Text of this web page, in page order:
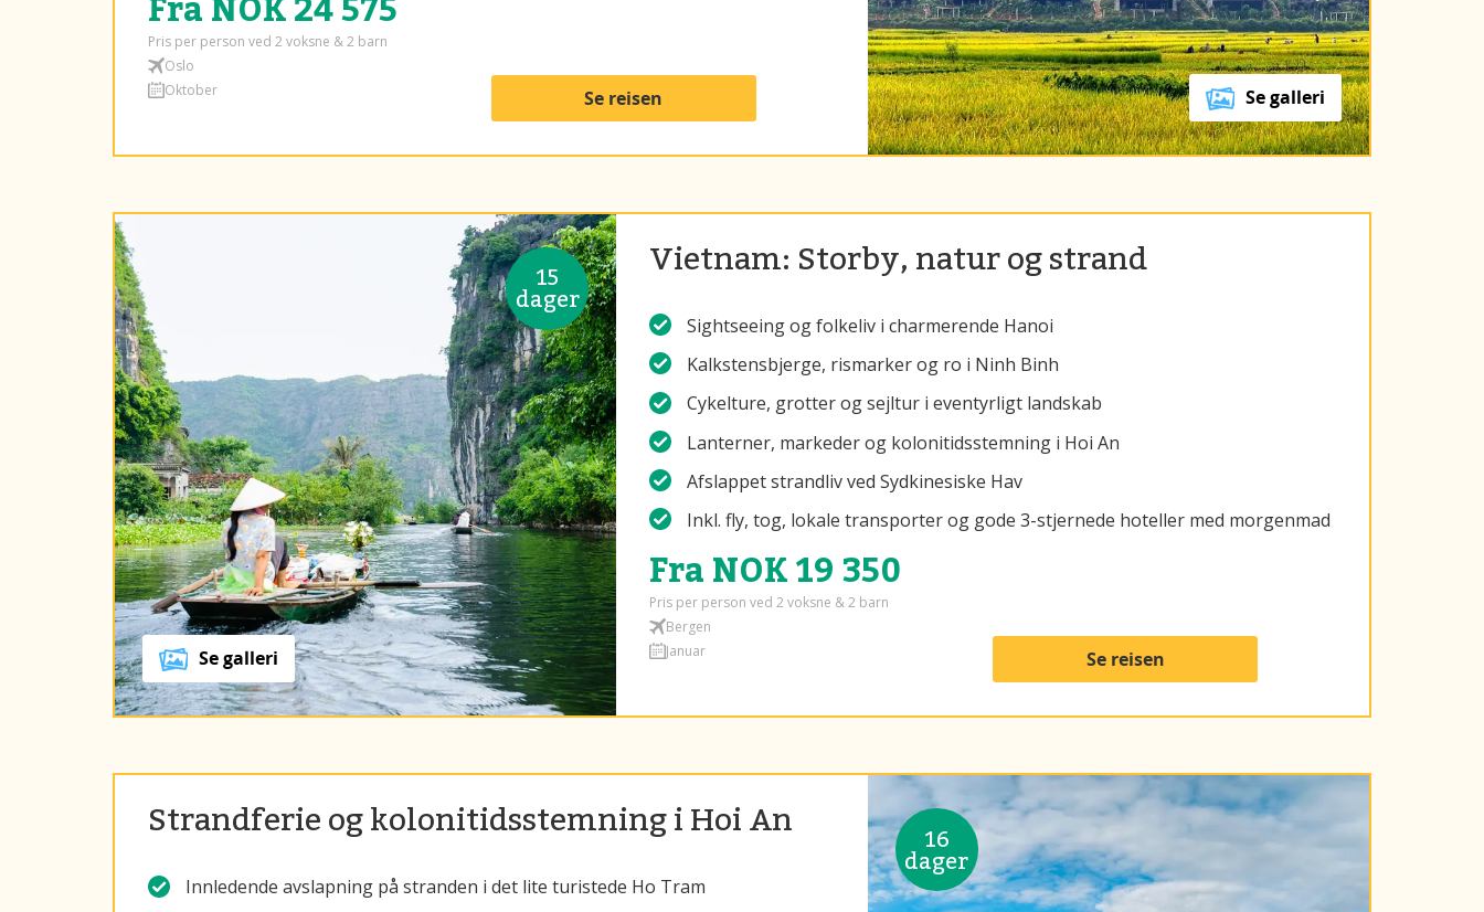
Se galleri
Pris per person ved 2 voksne & 2 barn
Oslo
Oktober
Se reisen
15
dager
Se galleri
Vietnam: Storby, natur og strand
Sightseeing og folkeliv i charmerende Hanoi
Kalkstensbjerge, rismarker og ro i Ninh Binh
Cykelture, grotter og sejltur i eventyrligt landskab
Lanterner, markeder og kolonitidsstemning i Hoi An
Afslappet strandliv ved Sydkinesiske Hav
Inkl. fly, tog, lokale transporter og gode 3-stjernede hoteller med morgenmad
Fra NOK 19 350
Pris per person ved 2 voksne & 2 barn
Bergen
Januar
Se reisen
16
dager
Strandferie og kolonitidsstemning i Hoi An
Innledende avslapning på stranden i det lite turistede Ho Tram